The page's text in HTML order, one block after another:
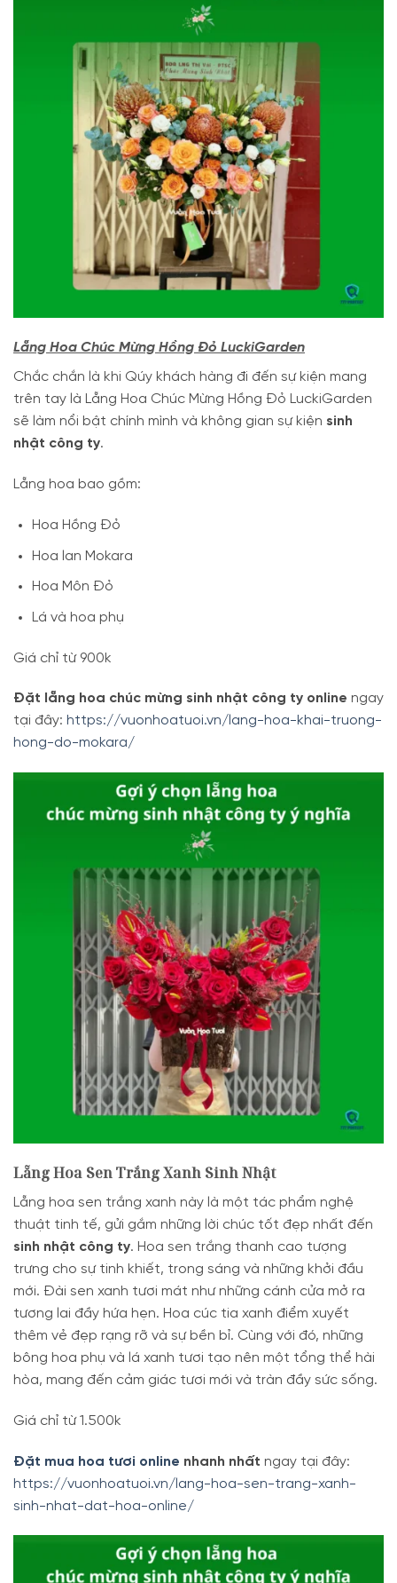
Lẵng Hoa Chúc Mừng Hồng Đỏ LuckiGarden
Chắc chắn là khi Qúy khách hàng đi đến sự kiện mang
trên tay là Lẵng Hoa Chúc Mừng Hồng Đỏ LuckiGarden
sẽ làm nổi bật chính mình và không gian sự kiện sinh
nhật công ty.
Lẵng hoa bao gồm:
Hoa Hồng Đỏ
Hoa lan Mokara
Hoa Môn Đỏ
Lá và hoa phụ
Giá chỉ từ 900k
Đặt lẵng hoa chúc mừng sinh nhật công ty online ngay
tại đây: https://vuonhoatuoi.vn/lang-hoa-khai-truong-
hong-do-mokara/
Lẵng Hoa Sen Trắng Xanh Sinh Nhật
Lẵng hoa sen trắng xanh này là một tác phẩm nghệ
thuật tinh tế, gửi gắm những lời chúc tốt đẹp nhất đến
sinh nhật công ty. Hoa sen trắng thanh cao tượng
trưng cho sự tinh khiết, trong sáng và những khởi đầu
mới. Đài sen xanh tươi mát như những cánh cửa mở ra
tương lai đầy hứa hẹn. Hoa cúc tia xanh điểm xuyết
thêm vẻ đẹp rạng rỡ và sự bền bỉ. Cùng với đó, những
bông hoa phụ và lá xanh tươi tạo nên một tổng thể hài
hòa, mang đến cảm giác tươi mới và tràn đầy sức sống.
Giá chỉ từ 1.500k
Đặt mua hoa tươi online nhanh nhất ngay tại đây:
https://vuonhoatuoi.vn/lang-hoa-sen-trang-xanh-
sinh-nhat-dat-hoa-online/